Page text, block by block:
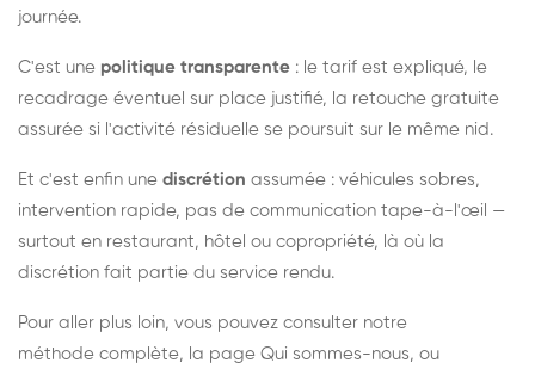
journée.
C'est une politique transparente : le tarif est expliqué, le
recadrage éventuel sur place justifié, la retouche gratuite
assurée si l'activité résiduelle se poursuit sur le même nid.
Et c'est enfin une discrétion assumée : véhicules sobres,
intervention rapide, pas de communication tape-à-l'œil —
surtout en restaurant, hôtel ou copropriété, là où la
discrétion fait partie du service rendu.
Pour aller plus loin, vous pouvez consulter notre
méthode complète, la page Qui sommes-nous, ou